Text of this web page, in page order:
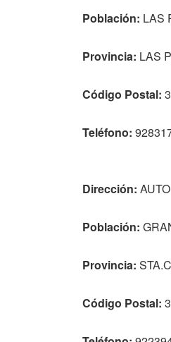
Población: LAS
Provincia: LAS
Código Postal:
Teléfono:
Dirección:
Población:
Provincia:
Código Postal: